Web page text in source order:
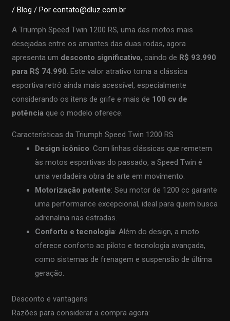
/Blog / Porcontato@dluz.com.br
A Triumph Speed Twin 1200 RS, uma das motos mais
desejadas entre os amantes das duas rodas, agora
apresenta um desconto significativo, caindo de R$ 93.990
para R$ 74.990. Este valor atrativo torna a clássica
esportiva retrô ainda mais acessível, especialmente
considerando os itens de grife e mais de 100 cv de
potência que o modelo oferece.
Características da Triumph Speed Twin 1200 RS
Design icônico: Com linhas clássicas que remetem
às motos esportivas do passado, a Speed Twin é
uma verdadeira obra de arte em movimento.
Motorização potente: Seu motor de 1200 cc garante
uma performance excepcional, ideal para quem busca
adrenalina nas estradas.
Conforto e tecnologia: Além do design, a moto
oferece conforto ao piloto e tecnologia avançada,
como sistemas de frenagem e suspensão de última
geração.
Desconto e vantagens
Razões para considerar a compra agora: